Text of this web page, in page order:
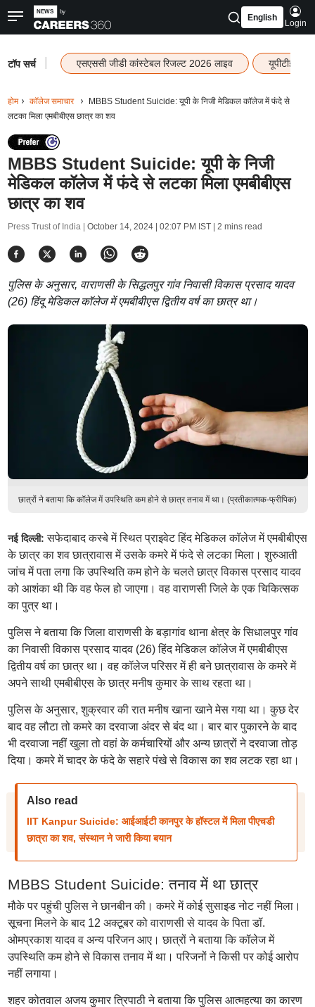
English
Login
टॉप सर्च एसएससी जीडी कांस्टेबल रिजल्ट 2026 लाइव यूपीटीईटी
होम कॉलेज समाचार
MBBS Student Suicide: यूपी के निजी मेडिकल कॉलेज में फंदे से
लटका मिला एमबीबीएस छात्र का शव
MBBS Student Suicide: यूपी के निजी
मेडिकल कॉलेज में फंदे से लटका मिला एमबीबीएस
छात्र का शव
Press Trust of India | October 14, 2024 | 02:07 PM IST| 2 mins read
पुलिस के अनुसार, वाराणसी के सिद्धलपुर गांव निवासी विकास प्रसाद यादव
(26) हिंदू मेडिकल कॉलेज में एमबीबीएस द्वितीय वर्ष का छात्र था।
छात्रों ने बताया कि कॉलेज में उपस्थिति कम होने से छात्र तनाव में था। (प्रतीकात्मक-फ्रीपिक)
नई दिल्ली:सफेदाबाद कस्बे में स्थित प्राइवेट हिंद मेडिकल कॉलेज में एमबीबीएस
के छात्र का शव छात्रावास में उसके कमरे में फंदे से लटका मिला। शुरुआती
जांच में पता लगा कि उपस्थिति कम होने के चलते छात्र विकास प्रसाद यादव
को आशंका थी कि वह फेल हो जाएगा। वह वाराणसी जिले के एक चिकित्सक
का पुत्र था।
पुलिस ने बताया कि जिला वाराणसी के बड़ागांव थाना क्षेत्र के सिधालपुर गांव
का निवासी विकास प्रसाद यादव (26) हिंद मेडिकल कॉलेज में एमबीबीएस
द्वितीय वर्ष का छात्र था। वह कॉलेज परिसर में ही बने छात्रावास के कमरे में
अपने साथी एमबीबीएस के छात्र मनीष कुमार के साथ रहता था।
पुलिस के अनुसार, शुक्रवार की रात मनीष खाना खाने मेस गया था। कुछ देर
बाद वह लौटा तो कमरे का दरवाजा अंदर से बंद था। बार बार पुकारने के बाद
भी दरवाजा नहीं खुला तो वहां के कर्मचारियों और अन्य छात्रों ने दरवाजा तोड़
दिया। कमरे में चादर के फंदे के सहारे पंखे से विकास का शव लटक रहा था।
Also read
IIT Kanpur Suicide: आईआईटी कानपुर के हॉस्टल में मिला पीएचडी
छात्रा का शव, संस्थान ने जारी किया बयान
MBBS Student Suicide: तनाव में था छात्र
मौके पर पहुंची पुलिस ने छानबीन की। कमरे में कोई सुसाइड नोट नहीं मिला।
सूचना मिलने के बाद 12 अक्टूबर को वाराणसी से यादव के पिता डॉ.
ओमप्रकाश यादव व अन्य परिजन आए। छात्रों ने बताया कि कॉलेज में
उपस्थिति कम होने से विकास तनाव में था। परिजनों ने किसी पर कोई आरोप
नहीं लगाया।
शहर कोतवाल अजय कुमार त्रिपाठी ने बताया कि पुलिस आत्महत्या का कारण